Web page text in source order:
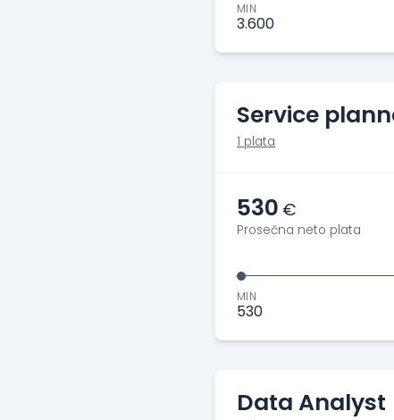
MIN
3.600
Service
1 plata
530 €
Prosečna neto plata
MIN
530
Data Analyst